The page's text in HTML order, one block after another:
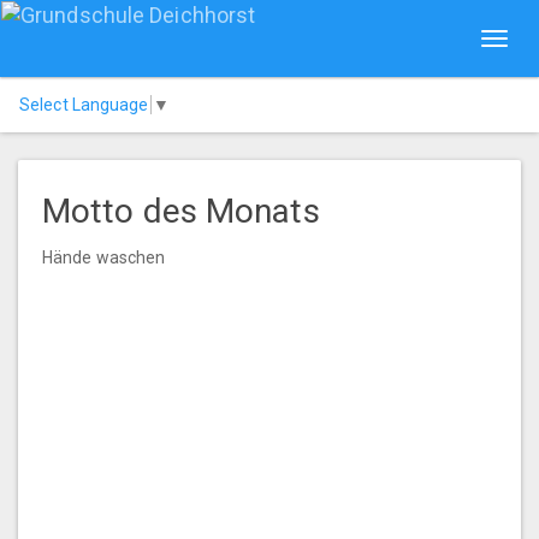
Select Language ▼
Motto des Monats
Hände waschen